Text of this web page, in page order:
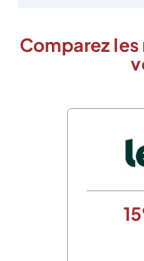
Comparez